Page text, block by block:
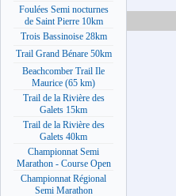
Foulées Semi nocturnes
de Saint Pierre 10km
Trois Bassinoise 28km
Trail Grand Bénare 50km
Beachcomber Trail Ile
Maurice (65 km)
Trail de la Rivière des
Galets 15km
Trail de la Rivière des
Galets 40km
Championnat Semi
Marathon - Course Open
Championnat Régional
Semi Marathon